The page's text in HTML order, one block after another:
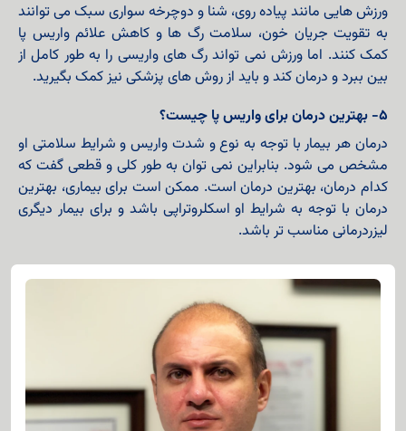
ورزش هایی مانند پیاده روی، شنا و دوچرخه سواری سبک می توانند
به تقویت جریان خون، سلامت رگ ها و کاهش علائم واریس پا
کمک کنند. اما ورزش نمی تواند رگ های واریسی را به طور کامل از
بین ببرد و درمان کند و باید از روش های پزشکی نیز کمک بگیرید.
۵- بهترین درمان برای واریس پا چیست؟
درمان هر بیمار با توجه به نوع و شدت واریس و شرایط سلامتی او
مشخص می شود. بنابراین نمی توان به طور کلی و قطعی گفت که
کدام درمان، بهترین درمان است. ممکن است برای بیماری، بهترین
درمان با توجه به شرایط او اسکلروتراپی باشد و برای بیمار دیگری
لیزردرمانی مناسب تر باشد.